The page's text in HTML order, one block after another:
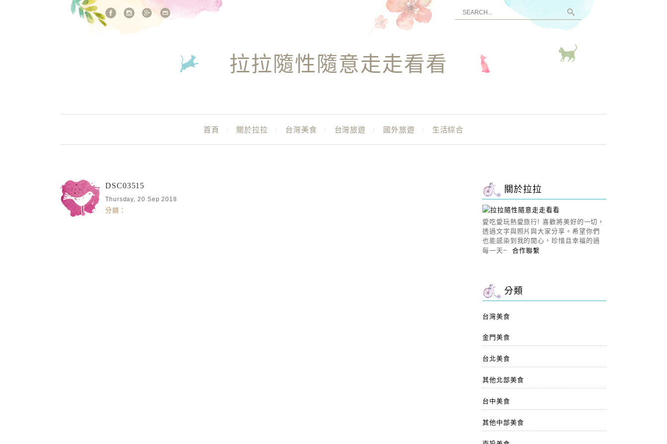
站內搜尋
拉拉隨性隨意走走看看
首頁 關於拉拉 台灣美食 台灣旅遊 國外旅遊 生活綜合
DSC03515
Thursday, 20 Sep 2018
分類：
關於拉拉
愛吃愛玩熱愛旅行! 喜歡將美好的一切，
透過文字與照片與大家分享。希望你們
也能感染到我的開心，珍惜且幸福的過
每一天~合作聯繫
分類
台灣美食
金門美食
台北美食
其他北部美食
台中美食
其他中部美食